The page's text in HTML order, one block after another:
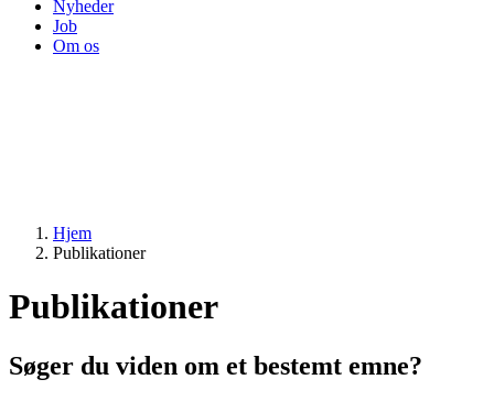
Nyheder
Job
Om os
Hjem
Publikationer
Publikationer
Søger du viden om et bestemt emne?